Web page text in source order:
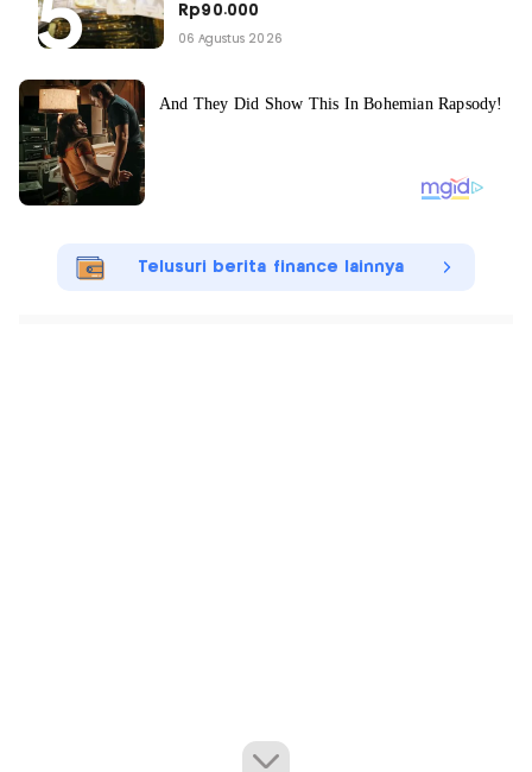
Rp90.000
06 Agustus 2026
Telusuri berita finance lainnya